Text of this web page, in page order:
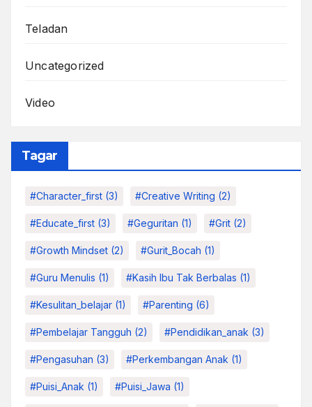
Teladan
Uncategorized
Video
Tagar
#character_first (3) #Creative Writing (2)
#educate_first (3) #Geguritan (1) #grit (2)
#growth Mindset (2) #Gurit_Bocah (1)
#Guru Menulis (1) #kasih Ibu Tak Berbalas (1)
#kesulitan_belajar (1) #parenting (6)
#pembelajar Tangguh (2) #pendidikan_anak (3)
#pengasuhan (3) #Perkembangan Anak (1)
#Puisi_Anak (1) #Puisi_Jawa (1)